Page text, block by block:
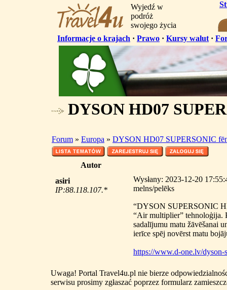
Wyjedź w
podróż
swojego życia
Informacje o krajach · Prawo · Kursy walut ·
DYSON HD07
Forum » Europa » DYSON HD07 SUPERSONIC
Autor
asiri
IP:88.118.107.*
Wysłany: 2023-12-20
melns/pelēks
“DYSON SUPERSONIC
“Air multiplier” tehnoloģija.
sadalījumu matu žāvēšanai
ierīce spēj novērst matu
https://www.d-one.lv/dyson-
Uwaga! Portal Travel4u.pl nie bierze
serwisu prosimy zgłaszać poprzez formularz